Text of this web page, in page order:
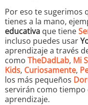
Por eso te sugerimos
tienes a la mano,
educativa que tiene
incluso puedes usar
aprendizaje a través
como TheDadLab, Mi
Kids, Curiosamente,
los más pequeños
servirán como tiempo
aprendizaje.